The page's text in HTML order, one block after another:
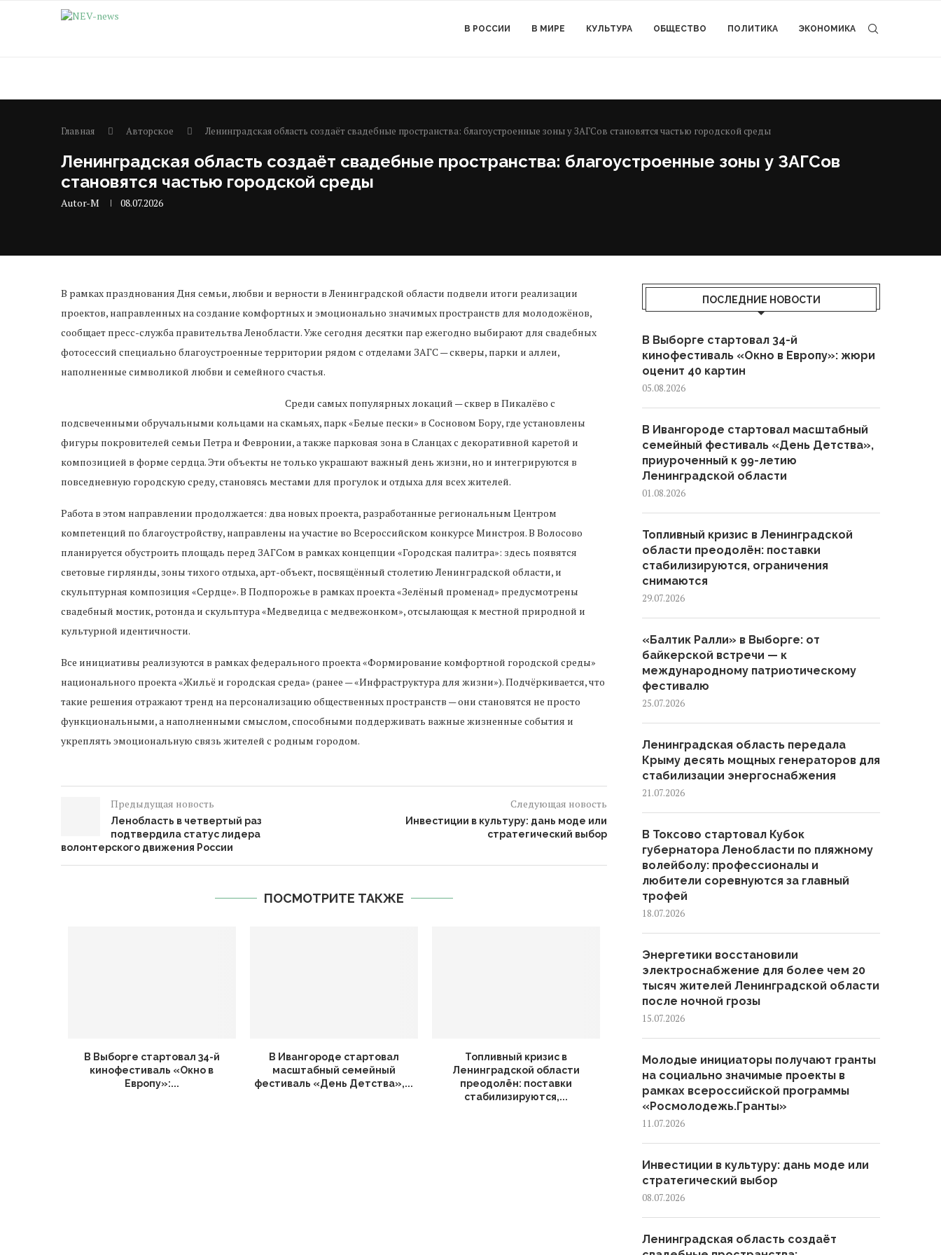
В РОССИИ В МИРЕ КУЛЬТУРА ОБЩЕСТВО ПОЛИТИКА ЭКОНОМИКА
Главная Авторское Ленинградская область создаёт свадебные пространства: благоустроенные зоны у ЗАГСов становятся частью городской среды
Ленинградская область создаёт свадебные пространства: благоустроенные зоны у ЗАГСов
становятся частью городской среды
Autor-M 08.07.2026
В рамках празднования Дня семьи, любви и верности в Ленинградской области подвели итоги реализации
проектов, направленных на создание комфортных и эмоционально значимых пространств для молодожёнов,
сообщает пресс-служба правительтва Ленобласти. Уже сегодня десятки пар ежегодно выбирают для свадебных
фотосессий специально благоустроенные территории рядом с отделами ЗАГС — скверы, парки и аллеи,
наполненные символикой любви и семейного счастья.
Среди самых популярных локаций — сквер в Пикалёво с
подсвеченными обручальными кольцами на скамьях, парк «Белые пески» в Сосновом Бору, где установлены
фигуры покровителей семьи Петра и Февронии, а также парковая зона в Сланцах с декоративной каретой и
композицией в форме сердца. Эти объекты не только украшают важный день жизни, но и интегрируются в
повседневную городскую среду, становясь местами для прогулок и отдыха для всех жителей.
Работа в этом направлении продолжается: два новых проекта, разработанные региональным Центром
компетенций по благоустройству, направлены на участие во Всероссийском конкурсе Минстроя. В Волосово
планируется обустроить площадь перед ЗАГСом в рамках концепции «Городская палитра»: здесь появятся
световые гирлянды, зоны тихого отдыха, арт-объект, посвящённый столетию Ленинградской области, и
скульптурная композиция «Сердце». В Подпорожье в рамках проекта «Зелёный променад» предусмотрены
свадебный мостик, ротонда и скульптура «Медведица с медвежонком», отсылающая к местной природной и
культурной идентичности.
Все инициативы реализуются в рамках федерального проекта «Формирование комфортной городской среды»
национального проекта «Жильё и городская среда» (ранее — «Инфраструктура для жизни»). Подчёркивается, что
такие решения отражают тренд на персонализацию общественных пространств — они становятся не просто
функциональными, а наполненными смыслом, способными поддерживать важные жизненные события и
укреплять эмоциональную связь жителей с родным городом.
Предыдущая новость
Ленобласть в четвертый раз
подтвердила статус лидера
волонтерского движения России
Следующая новость
Инвестиции в культуру: дань моде или
стратегический выбор
ПОСМОТРИТЕ ТАКЖЕ
В Выборге стартовал 34-й
кинофестиваль «Окно в
Европу»:...
В Ивангороде стартовал
масштабный семейный
фестиваль «День Детства»,...
Топливный кризис в
Ленинградской области
преодолён: поставки
стабилизируются,...
ПОСЛЕДНИЕ НОВОСТИ
В Выборге стартовал 34-й
кинофестиваль «Окно в Европу»: жюри
оценит 40 картин
05.08.2026
В Ивангороде стартовал масштабный
семейный фестиваль «День Детства»,
приуроченный к 99-летию
Ленинградской области
01.08.2026
Топливный кризис в Ленинградской
области преодолён: поставки
стабилизируются, ограничения
снимаются
29.07.2026
«Балтик Ралли» в Выборге: от
байкерской встречи — к
международному патриотическому
фестивалю
25.07.2026
Ленинградская область передала
Крыму десять мощных генераторов для
стабилизации энергоснабжения
21.07.2026
В Токсово стартовал Кубок
губернатора Ленобласти по пляжному
волейболу: профессионалы и
любители соревнуются за главный
трофей
18.07.2026
Энергетики восстановили
электроснабжение для более чем 20
тысяч жителей Ленинградской области
после ночной грозы
15.07.2026
Молодые инициаторы получают гранты
на социально значимые проекты в
рамках всероссийской программы
«Росмолодежь.Гранты»
11.07.2026
Инвестиции в культуру: дань моде или
стратегический выбор
08.07.2026
Ленинградская область создаёт